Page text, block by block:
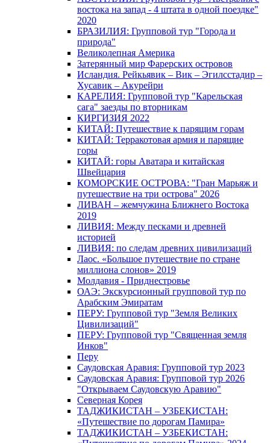
востока на запад - 4 штата в одной поездке"
2020
БРАЗИЛИЯ: Групповой тур "Города и
природа"
Великолепная Америка
Затерянный мир Фарерских островов
Исландия. Рейкьявик – Вик – Эгилсстадир –
Хусавик – Акурейри
КАРЕЛИЯ: Групповой тур "Карельская
сага" заезды по вторникам
КИРГИЗИЯ 2022
КИТАЙ: Путешествие к парящим горам
КИТАЙ: Терракотовая армия и парящие
горы
КИТАЙ: горы Аватара и китайская
Швейцария
КОМОРСКИЕ ОСТРОВА: "Гран Марьяж и
путешествие на три острова" 2026
ЛИВАН – жемчужина Ближнего Востока
2019
ЛИВИЯ: Между песками и древней
историей
ЛИВИЯ: по следам древних цивилизаций
Лаос. «Большое путешествие по стране
миллиона слонов» 2019
Молдавия - Приднестровье
ОАЭ: Экскурсионный групповой тур по
Арабским Эмиратам
ПЕРУ: Групповой тур "Земля Великих
Цивилизаций"
ПЕРУ: Групповой тур "Священная земля
Инков"
Перу
Саудовская Аравия: Групповой тур 2023
Саудовская Аравия: Групповой тур 2026
"Открываем Саудовскую Аравию"
Северная Корея
ТАДЖИКИСТАН – УЗБЕКИСТАН:
«Путешествие по дорогам Памира»
ТАДЖИКИСТАН – УЗБЕКИСТАН: